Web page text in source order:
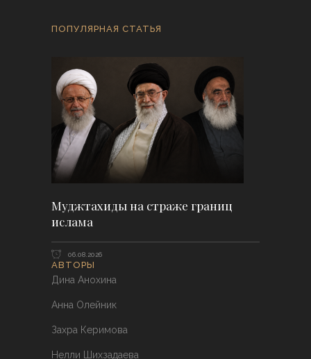
ПОПУЛЯРНАЯ СТАТЬЯ
Муджтахиды на страже границ
ислама
06.08.2026
АВТОРЫ
Дина Анохина
Анна Олейник
Захра Керимова
Нелли Шихзадаева